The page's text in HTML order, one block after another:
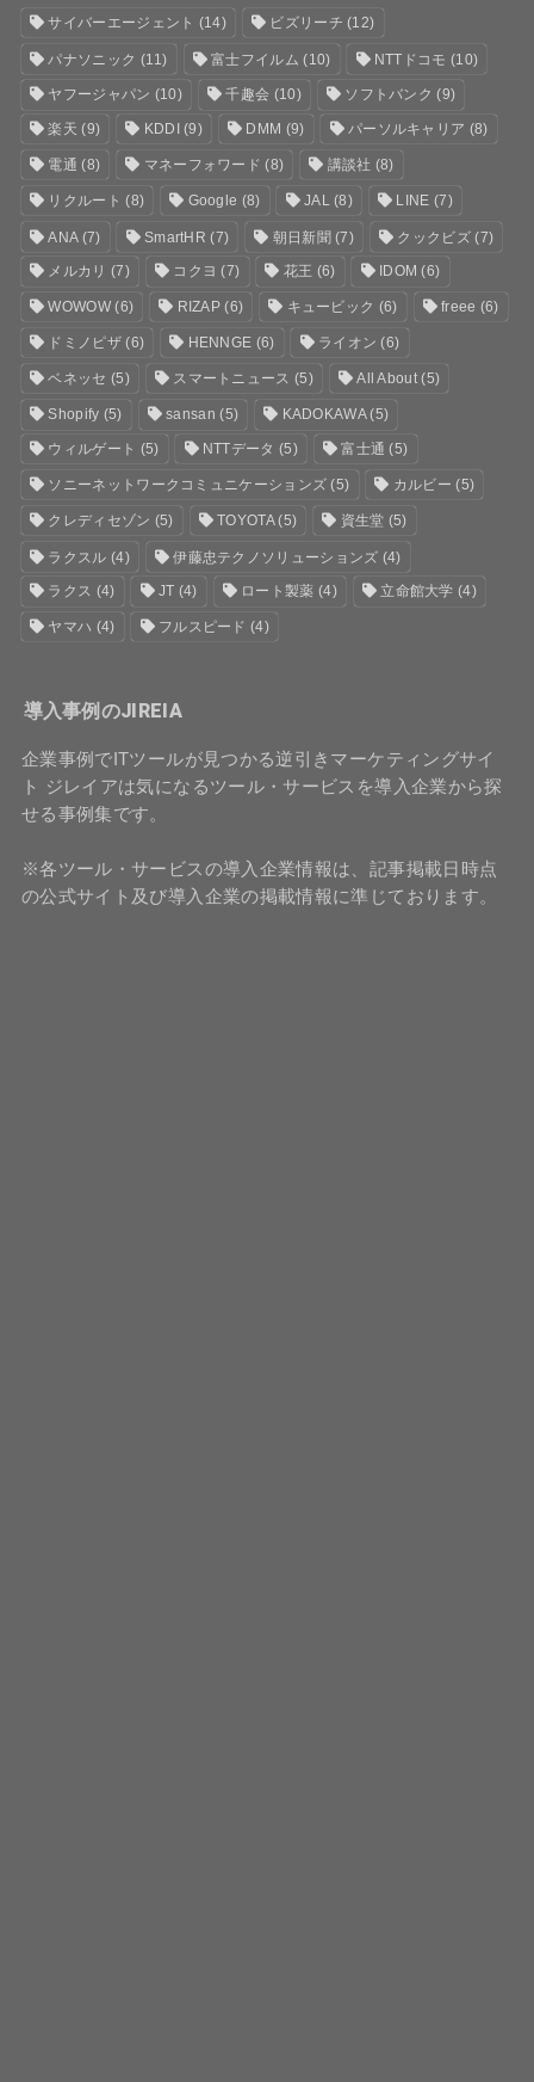
サイバーエージェント (14) ビズリーチ (12)
パナソニック (11) 富士フイルム (10) NTTドコモ (10)
ヤフージャパン (10) 千趣会 (10) ソフトバンク (9)
楽天 (9) KDDI (9) DMM (9) パーソルキャリア (8)
電通 (8) マネーフォワード (8) 講談社 (8)
リクルート (8) Google (8) JAL(8) LINE (7)
ANA(7) SmartHR (7) 朝日新聞(7) クックビズ(7)
メルカリ (7) コクヨ (7) 花王 (6) IDOM (6)
WOWOW(6) RIZAP (6) キュービック (6) freee (6)
ドミノピザ(6) HENNGE (6) ライオン (6)
ベネッセ (5) スマートニュース (5) All About(5)
Shopify (5) sansan (5) KADOKAWA(5)
ウィルゲート (5) NTTデータ (5) 富士通 (5)
ソニーネットワークコミュニケーションズ (5) カルビー (5)
クレディセゾン (5) TOYOTA(5) 資生堂 (5)
ラクスル (4) 伊藤忠テクノソリューションズ (4)
ラクス (4) JT (4) ロート製薬 (4) 立命館大学 (4)
ヤマハ (4) フルスピード (4)
導入事例のJIREIA
企業事例でITツールが見つかる逆引きマーケティングサイ
ト ジレイアは気になるツール・サービスを導入企業から探
せる事例集です。
※各ツール・サービスの導入企業情報は、記事掲載日時点
の公式サイト及び導入企業の掲載情報に準じております。